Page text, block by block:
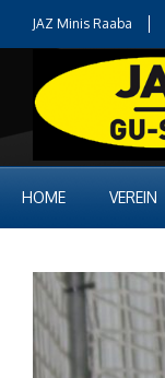
JAZ Minis Raaba
HOME VEREIN